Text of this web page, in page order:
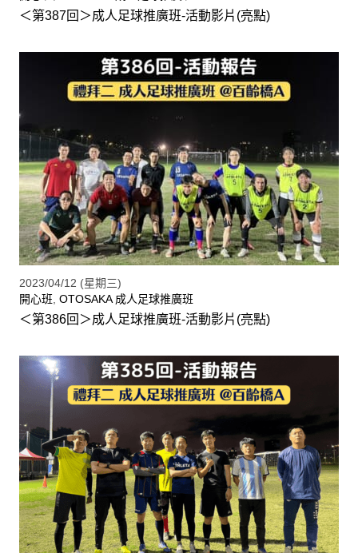
＜第387回＞成人足球推廣班-活動影片(亮點)
2023/04/12 (星期三)
開心班, OTOSAKA 成人足球推廣班
＜第386回＞成人足球推廣班-活動影片(亮點)